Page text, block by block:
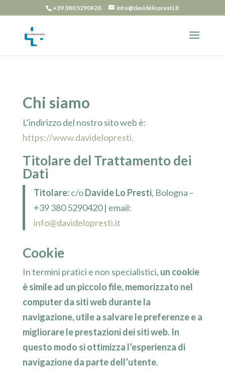
+39 380 5290420 info@davidelopresti.it
Chi siamo
L’indirizzo del nostro sito web è:
https://www.davidelopresti.
Titolare del Trattamento dei
Dati
Titolare:c/oDavide Lo Presti, Bologna –
+39 380 5290420 | email:
info@davidelopresti.it
Cookie
In termini pratici e non specialistici, un cookie
è simile ad un piccolo file, memorizzato nel
computer da siti web durante la
navigazione, utile a salvare le preferenze e a
migliorare le prestazioni dei siti web. In
questo modo si ottimizza l’esperienza di
navigazione da parte dell’utente.